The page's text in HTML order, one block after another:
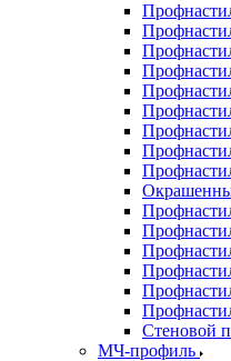
Стеновой
МЧ-профиль